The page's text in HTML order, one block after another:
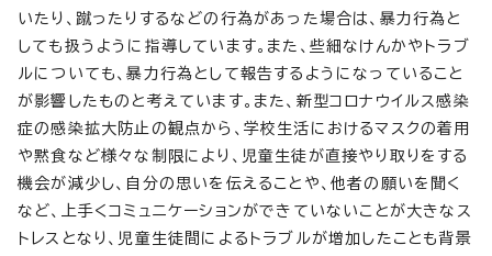
いたり、蹴ったりするなどの行為があった場合は、暴力行為と
しても扱うように指導しています。また、些細なけんかやトラブ
ルについても、暴力行為として報告するようになっていること
が影響したものと考えています。また、新型コロナウイルス感染
症の感染拡大防止の観点から、学校生活におけるマスクの着用
や黙食など様々な制限により、児童生徒が直接やり取りをする
機会が減少し、自分の思いを伝えることや、他者の願いを聞く
など、上手くコミュニケーションができていないことが大きなス
トレスとなり、児童生徒間によるトラブルが増加したことも背景